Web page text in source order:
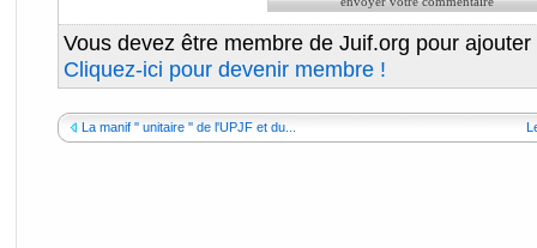
Vous devez être membre de Juif.org pour
Cliquez-ici pour devenir membre !
La manif '' unitaire '' de l'UPJF et du...